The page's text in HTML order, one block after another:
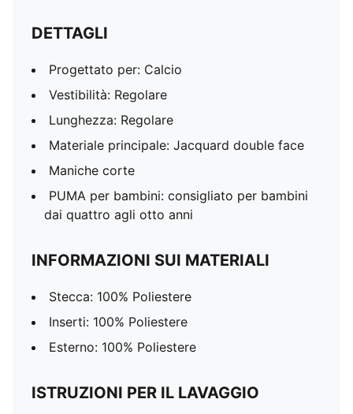
DETTAGLI
Progettato per: Calcio
Vestibilità: Regolare
Lunghezza: Regolare
Materiale principale: Jacquard double face
Maniche corte
PUMA per bambini: consigliato per bambini
dai quattro agli otto anni
INFORMAZIONI SUI MATERIALI
Stecca: 100% Poliestere
Inserti: 100% Poliestere
Esterno: 100% Poliestere
ISTRUZIONI PER IL LAVAGGIO